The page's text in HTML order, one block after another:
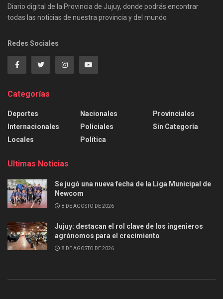
Diario digital de la Provincia de Jujuy, donde podrás encontrar
todas las noticias de nuestra provincia y del mundo
Redes Sociales
Categorías
Deportes
Internacionales
Locales
Nacionales
Policiales
Política
Provinciales
Sin Categoría
Ultimas Noticias
Se jugó una nueva fecha de la Liga Municipal de
Newcom
8 DE AGOSTO DE 2026
Jujuy: destacan el rol clave de los ingenieros
agrónomos para el crecimiento
8 DE AGOSTO DE 2026